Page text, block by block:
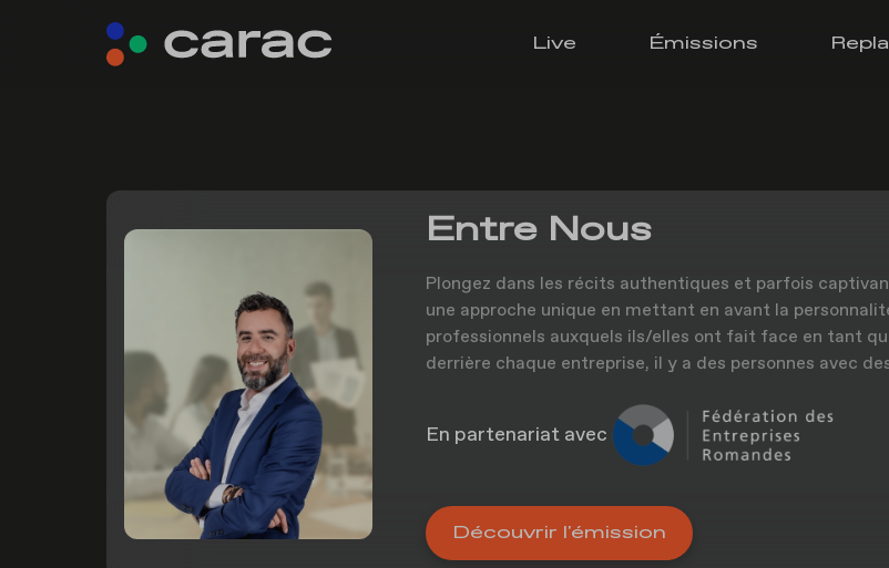
Live Émissions
Entre Nous
Plongez dans les récits authentiques et parfois
une approche unique en mettant en avant la
professionnels auxquels ils/elles ont fait face en tant
derrière chaque entreprise, il y a des personnes avec
En partenariat avec
Découvrir l'émission